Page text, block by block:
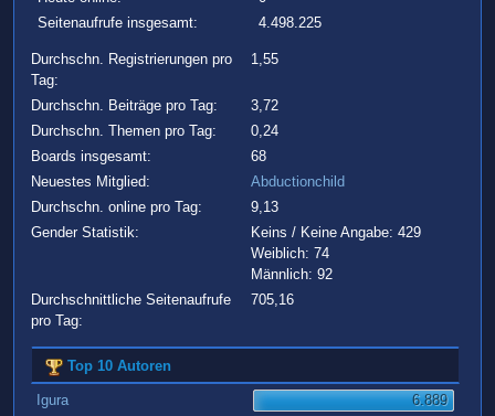
Seitenaufrufe insgesamt:
4.498.225
Durchschn. Registrierungen pro
Tag:
1,55
Durchschn. Beiträge pro Tag:
3,72
Durchschn. Themen pro Tag:
0,24
Boards insgesamt:
68
Neuestes Mitglied:
Abductionchild
Durchschn. online pro Tag:
9,13
Gender Statistik:
Keins / Keine Angabe: 429
Weiblich: 74
Männlich: 92
Durchschnittliche Seitenaufrufe
pro Tag:
705,16
Top 10 Autoren
Igura
6.889